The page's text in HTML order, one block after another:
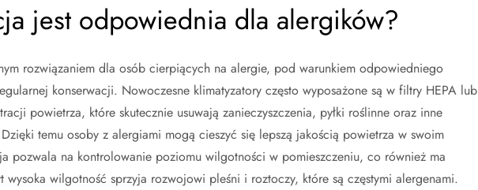
jest odpowiednia dla alergików?
rozwiązaniem dla osób cierpiących na alergie, pod warunkiem odpowiedniego
konserwacji. Nowoczesne klimatyzatory często wyposażone są w filtry HEPA lub
powietrza, które skutecznie usuwają zanieczyszczenia, pyłki roślinne oraz inne
temu osoby z alergiami mogą cieszyć się lepszą jakością powietrza w swoim
pozwala na kontrolowanie poziomu wilgotności w pomieszczeniu, co również ma
wilgotność sprzyja rozwojowi pleśni i roztoczy, które są częstymi alergenami.